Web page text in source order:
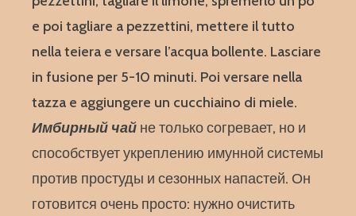
e poi tagliare a pezzettini, mettere il tutto
nella teiera e versare l’acqua bollente. Lasciare
in fusione per 5-10 minuti. Poi versare nella
tazza e aggiungere un cucchiaino di miele.
Имбирный чай не только согревает, но и
способствует укреплению имунной системы
против простуды и сезонных напастей. Он
готовится очень просто: нужно очистить